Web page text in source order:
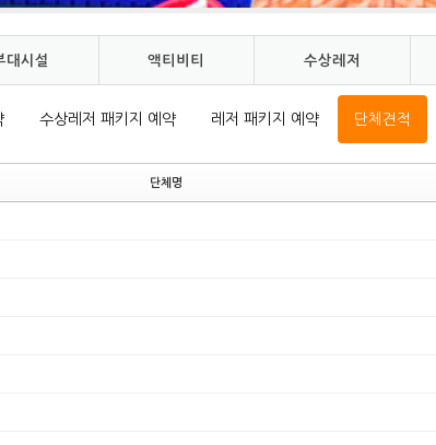
대시설 액티비티 수상레저
수상레저 패키지 예약 레저 패키지 예약 단체견적
단체명